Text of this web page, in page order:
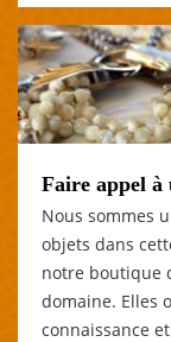
Faire appel à
Nous sommes
objets dans
notre boutique
domaine. Elles
connaissance